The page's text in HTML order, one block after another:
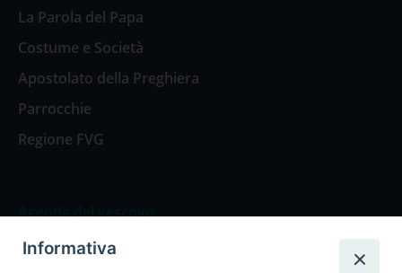
La Parola del Papa
Costume e Società
Apostolato della Preghiera
Parrocchie
Regione FVG
Agenda del vescovo
Agenda del vescovo
Informativa